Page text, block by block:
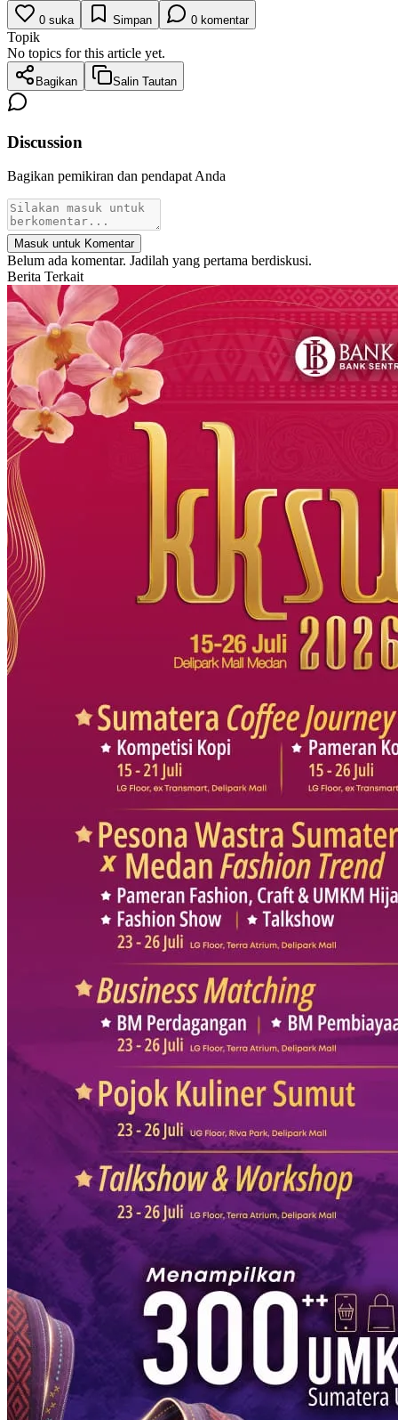
0 suka Simpan 0 komentar
Topik
No topics for this article yet.
Bagikan Salin Tautan
Discussion
Bagikan pemikiran dan pendapat Anda
Masuk untuk Komentar
Belum ada komentar. Jadilah yang pertama berdiskusi.
Berita Terkait